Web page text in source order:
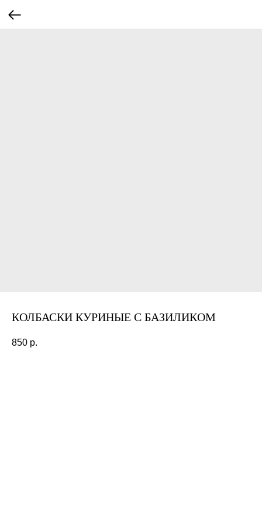
КОЛБАСКИ КУРИНЫЕ С БАЗИЛИКОМ
850 р.